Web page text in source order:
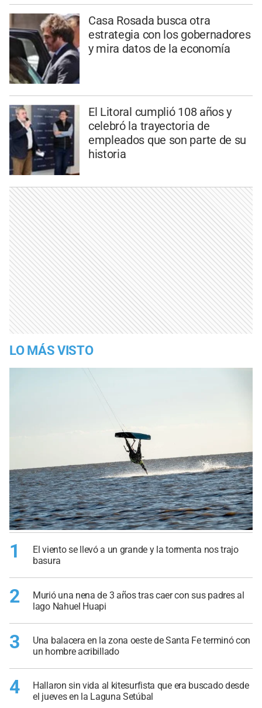
Casa Rosada busca otra
estrategia con los gobernadores
y mira datos de la economía
El Litoral cumplió 108 años y
celebró la trayectoria de
empleados que son parte de su
historia
LO MÁS VISTO
1
El viento se llevó a un grande y la tormenta nos trajo
basura
2
Murió una nena de 3 años tras caer con sus padres al
lago Nahuel Huapi
3
Una balacera en la zona oeste de Santa Fe terminó con
un hombre acribillado
4
Hallaron sin vida al kitesurfista que era buscado desde
el jueves en la Laguna Setúbal